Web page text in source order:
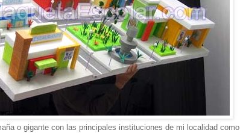
o gigante con las principales instituciones de mi localidad como